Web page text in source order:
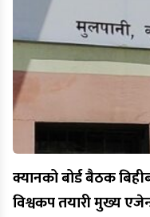
क्यानको बोर्ड बैठक
विश्वकप तयारी मुख्य